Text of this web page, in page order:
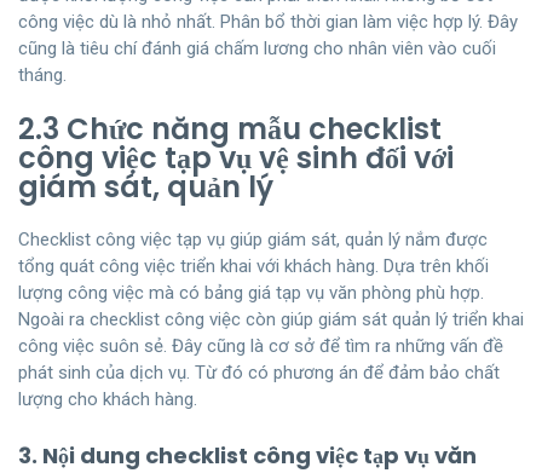
công việc dù là nhỏ nhất. Phân bổ thời gian làm việc hợp lý. Đây
cũng là tiêu chí đánh giá chấm lương cho nhân viên vào cuối
tháng.
2.3 Chức năng mẫu checklist
công việc tạp vụ vệ sinh đối với
giám sát, quản lý
Checklist công việc tạp vụ giúp giám sát, quản lý nắm được
tổng quát công việc triển khai với khách hàng. Dựa trên khối
lượng công việc mà có bảng giá tạp vụ văn phòng phù hợp.
Ngoài ra checklist công việc còn giúp giám sát quản lý triển khai
công việc suôn sẻ. Đây cũng là cơ sở để tìm ra những vấn đề
phát sinh của dịch vụ. Từ đó có phương án để đảm bảo chất
lượng cho khách hàng.
3. Nội dung checklist công việc tạp vụ văn